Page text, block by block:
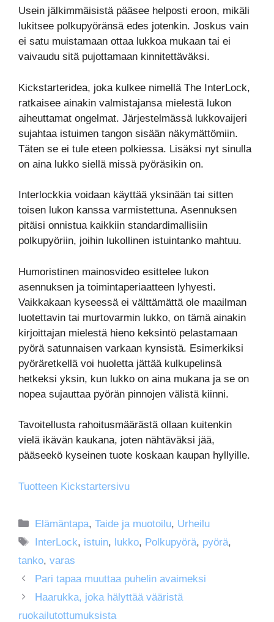
Usein jälkimmäisistä pääsee helposti eroon, mikäli
lukitsee polkupyöränsä edes jotenkin. Joskus vain
ei satu muistamaan ottaa lukkoa mukaan tai ei
vaivaudu sitä pujottamaan kinnitettäväksi.
Kickstarteridea, joka kulkee nimellä The InterLock,
ratkaisee ainakin valmistajansa mielestä lukon
aiheuttamat ongelmat. Järjestelmässä lukkovaijeri
sujahtaa istuimen tangon sisään näkymättömiin.
Täten se ei tule eteen polkiessa. Lisäksi nyt sinulla
on aina lukko siellä missä pyöräsikin on.
Interlockkia voidaan käyttää yksinään tai sitten
toisen lukon kanssa varmistettuna. Asennuksen
pitäisi onnistua kaikkiin standardimallisiin
polkupyöriin, joihin lukollinen istuintanko mahtuu.
Humoristinen mainosvideo esittelee lukon
asennuksen ja toimintaperiaatteen lyhyesti.
Vaikkakaan kyseessä ei välttämättä ole maailman
luotettavin tai murtovarmin lukko, on tämä ainakin
kirjoittajan mielestä hieno keksintö pelastamaan
pyörä satunnaisen varkaan kynsistä. Esimerkiksi
pyöräretkellä voi huoletta jättää kulkupelinsä
hetkeksi yksin, kun lukko on aina mukana ja se on
nopea sujauttaa pyörän pinnojen välistä kiinni.
Tavoitellusta rahoitusmäärästä ollaan kuitenkin
vielä ikävän kaukana, joten nähtäväksi jää,
pääseekö kyseinen tuote koskaan kaupan hyllyille.
Tuotteen Kickstartersivu
Kategoriat
Elämäntapa,Taide ja muotoilu, Urheilu
Avainsanat
InterLock, istuin, lukko, Polkupyörä, pyörä,
tanko, varas
Pari tapaa muuttaa puhelin avaimeksi
Haarukka, joka hälyttää vääristä
ruokailutottumuksista